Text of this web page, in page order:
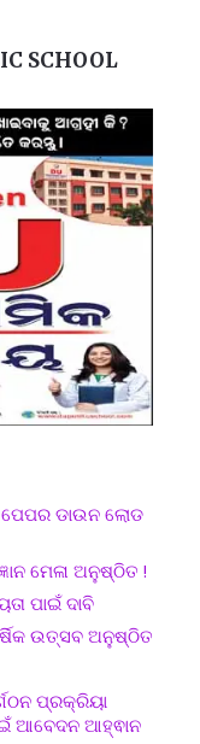
SCHOOL
ଡାଉନ ଲୋଡ
ମେଳା ଅନୁଷ୍ଠିତ !
ପାଇଁ ଦାବି
ଉତ୍ସବ ଅନୁଷ୍ଠିତ
ପ୍ରକ୍ରିୟା
ଆବେଦନ ଆହ୍ଵାନ